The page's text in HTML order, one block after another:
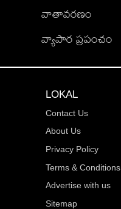
వాతావరణం
వ్యాపార ప్రపంచం
LOKAL
Contact Us
About Us
Privacy Policy
Terms & Conditions
Advertise with us
Sitemap